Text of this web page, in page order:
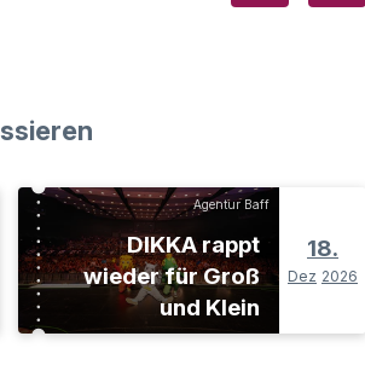
Agentur Baff
DIKKA rappt
wieder für Groß
und Klein
18.
Dez 2026